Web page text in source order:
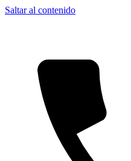
Saltar al contenido